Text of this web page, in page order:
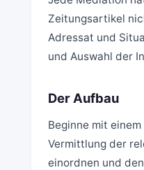
Zeitungsartikel
Adressat und
und Auswahl der
Der Aufbau
Beginne mit
Vermittlung der
einordnen und